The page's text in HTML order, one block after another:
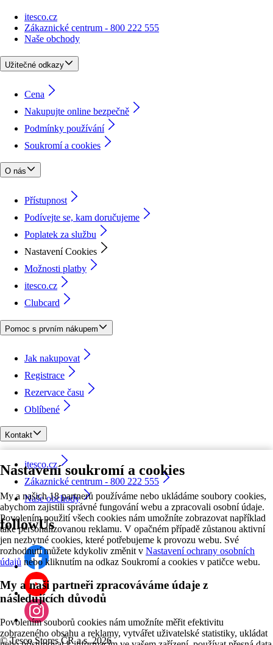
Nastavení soukromí a cookies
My a našich 18 partnerů používáme nebo ukládáme soubory cookies,
abychom zajistili správné fungování webu a zpracovali osobní údaje.
Povolením použití všech cookies nám umožníte zobrazovat například
také personalizovanou reklamu. V opačném případě zůstanou aktivní
jen nezbytné cookies, které potřebujeme k provozu webu. Své
rozhodnutí můžete kdykoliv změnit v Nastavení ochrany osobních
údajů nebo kliknutím na odkaz Soukromí a cookies v patičce webu.
My a naši partneři zpracováváme údaje z
následujících důvodů
Povolením souborů cookies nám umožníte měřit efektivitu
zobrazeného obsahu a reklamy, vytvářet uživatelské statistiky, ukládat
itesco.cz
Zákaznické centrum - 800 222 555
Naše obchody
Užitečné odkazy
Cena
Nakupujte online bezpečně
Podmínky používání
Soukromí a cookies
O nás
Přístupnost
Podívejte se, kam doručujeme
Poplatek za službu
Nastavení Cookies
Možnosti platby
itesco.cz
Clubcard
Pomoc s prvním nákupem
Jak nakupovat
Registrace
Rezervace času
Oblíbené
Kontakt
itesco.cz
Zákaznické centrum - 800 222 555
Naše obchody
followUs
©Tesco Stores ČR a.s. 2026